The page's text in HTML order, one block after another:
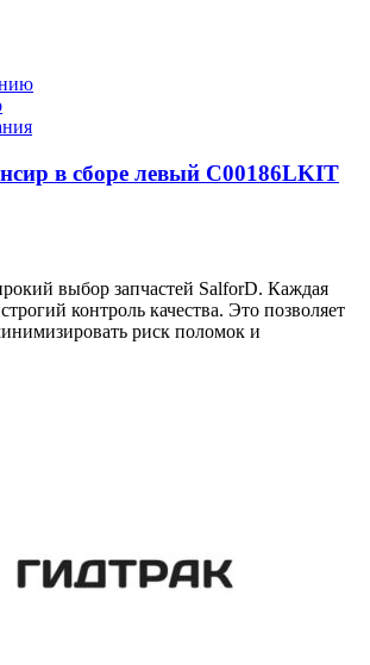
в сборе левый C00186LKIT
выбор запчастей SalforD. Каждая
контроль качества. Это позволяет
риск поломок и